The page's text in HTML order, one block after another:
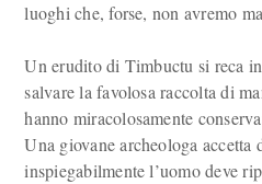
luoghi che, forse, non avremo
Un erudito di Timbuctu si reca
salvare la favolosa raccolta di
hanno miracolosamente
Una giovane archeologa accetta
inspiegabilmente l’uomo deve